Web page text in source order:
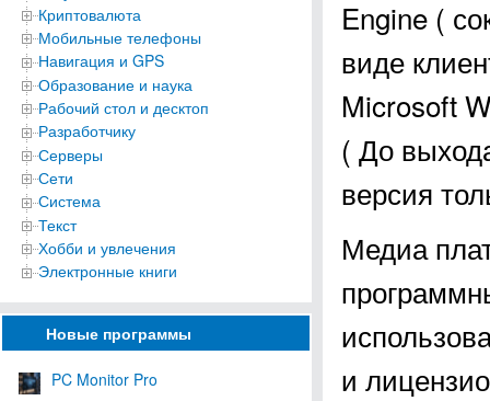
Криптовалюта
Мобильные телефоны
Навигация и GPS
Образование и наука
Рабочий стол и десктоп
Разработчику
Серверы
Сети
Система
Текст
Хобби и увлечения
Электронные книги
Новые программы
PC Monitor Pro
Engine (
виде
Microsoft
( До
версия
Медиа
и